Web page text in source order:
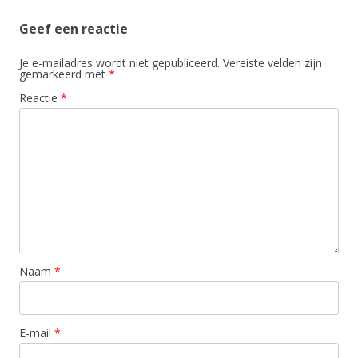
Geef een reactie
Je e-mailadres wordt niet gepubliceerd. Vereiste velden zijn
gemarkeerd met *
Reactie *
Naam *
E-mail *